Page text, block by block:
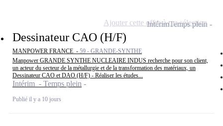
Dessinateur CAO (H/F)
MANPOWER FRANCE - 59 - GRANDE-SYNTHE
Manpower GRANDE SYNTHE NUCLEAIRE INDUS recherche pour son client,
un acteur du secteur de la métallurgie et de la transformation des matériaux, un
Dessinateur CAO et DAO (H/F) - Réaliser les études...
Intérim - Temps plein
Publié il y a 10 jours
IntérimTemps plein
Ajouter cette offre à ma sélection